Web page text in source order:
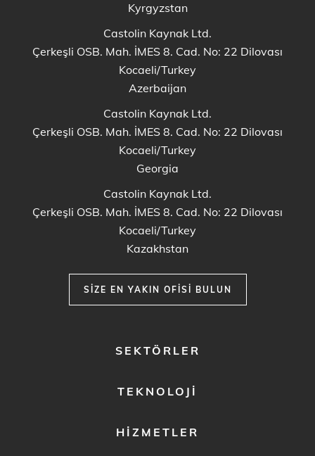
Kyrgyzstan
Castolin Kaynak Ltd.
Çerkeşli OSB. Mah. İMES 8. Cad. No: 22 Dilovası
Kocaeli/Turkey
Azerbaijan
Castolin Kaynak Ltd.
Çerkeşli OSB. Mah. İMES 8. Cad. No: 22 Dilovası
Kocaeli/Turkey
Georgia
Castolin Kaynak Ltd.
Çerkeşli OSB. Mah. İMES 8. Cad. No: 22 Dilovası
Kocaeli/Turkey
Kazakhstan
SIZE EN YAKIN OFISI BULUN
SEKTÖRLER
TEKNOLOJI
HIZMETLER